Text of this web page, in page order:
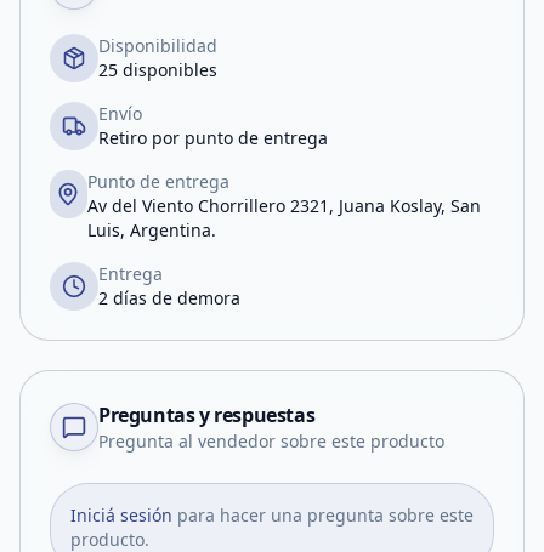
Disponibilidad
25 disponibles
Envío
Retiro por punto de entrega
Punto de entrega
Av del Viento Chorrillero 2321, Juana Koslay, San
Luis, Argentina.
Entrega
2 días de demora
Preguntas y respuestas
Pregunta al vendedor sobre este producto
Iniciá sesión para hacer una pregunta sobre este
producto.